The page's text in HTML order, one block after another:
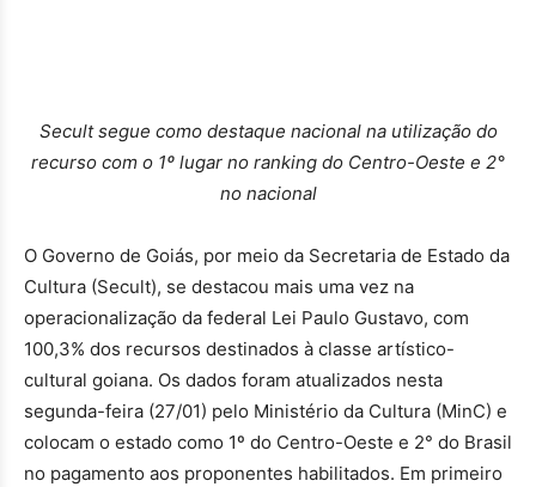
Secult segue como destaque nacional na utilização do
recurso com o 1º lugar no ranking do Centro-Oeste e 2°
no nacional
O Governo de Goiás, por meio da Secretaria de Estado da
Cultura (Secult), se destacou mais uma vez na
operacionalização da federal Lei Paulo Gustavo, com
100,3% dos recursos destinados à classe artístico-
cultural goiana. Os dados foram atualizados nesta
segunda-feira (27/01) pelo Ministério da Cultura (MinC) e
colocam o estado como 1º do Centro-Oeste e 2° do Brasil
no pagamento aos proponentes habilitados. Em primeiro